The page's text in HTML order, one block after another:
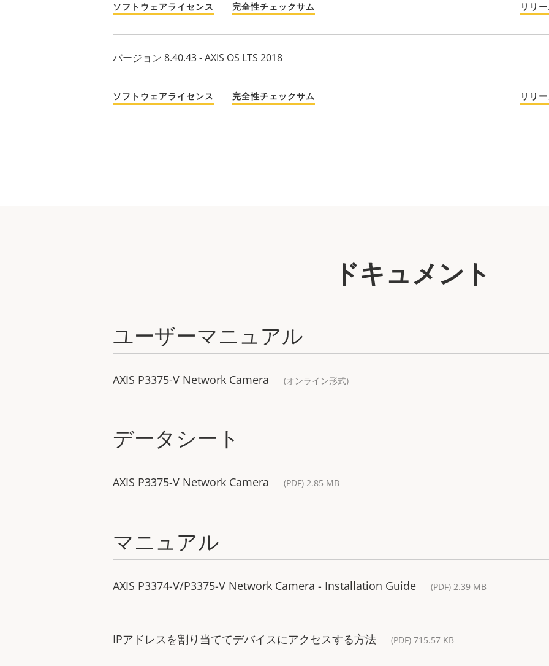
ソフトウェアライセンス 完全性チェックサム リリ
バージョン 8.40.43 - AXIS OS LTS 2018
ソフトウェアライセンス 完全性チェックサム リリ
ドキュメント
ユーザーマニュアル
AXIS P3375-V Network Camera (オンライン形式)
データシート
AXIS P3375-V Network Camera (PDF) 2.85 MB
マニュアル
AXIS P3374-V/P3375-V Network Camera - Installation Guide (PDF) 2.39 MB
IPアドレスを割り当ててデバイスにアクセスする方法 (PDF) 715.57 KB